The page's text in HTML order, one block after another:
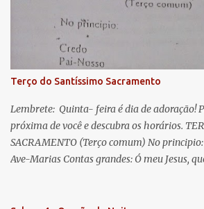
misericordiosos a nós volvei, e depois deste
Jesus. Bendito é o fruto do vosso ventre, ó
doce e sempre Virgem Maria. Rogai por nós
Para que sejamos dignos das promessas de
Terço do Santíssimo Sacramento
Lembrete: Quinta- feira é dia de adoração!
próxima de você e descubra os horários.
SACRAMENTO (Terço comum) No
Ave-Marias Contas grandes: Ó meu Jesus,